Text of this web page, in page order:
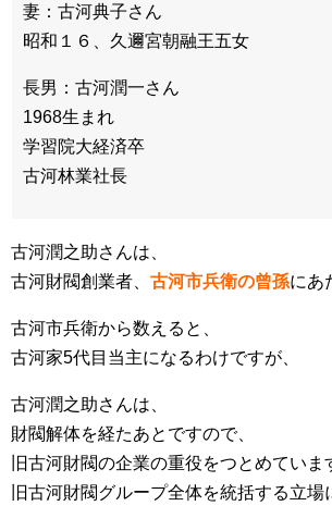
妻：古河典子さん
昭和１６、久邇宮朝融王五女
長男：古河潤一さん
1968生まれ
学習院大経済卒
古河林業社長
古河潤之助さんは、
古河財閥創業者、 古河市兵衛の曾孫にあ
古河市兵衛から数えると、
古河家5代目当主になるわけですが、
古河潤之助さんは、
財閥解体を経たあとですので、
旧古河財閥の企業の重役をつとめていま
旧古河財閥グループ全体を統括する立場